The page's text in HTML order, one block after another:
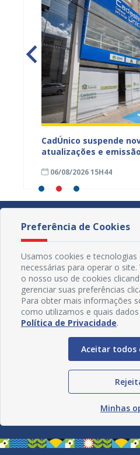
CadÚnico suspende
atualizações e
06/08/2026 15H44
Redes
Preferência de Cookies
Usamos cookies e
necessárias para operar o
o nosso uso de cookies
gerenciar suas preferências
Para obter mais informações
como utilizamos e quais
Política de Privacidade.
Aceitar todos
Minhas